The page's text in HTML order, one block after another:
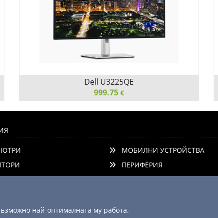
HDR, HDMI, DisplayPort, Thunderbolt Hub, Power
delivery 140w, RJ45, ComfortView Plus, Height
Dell U3225QE
999.75 €
МОБИЛНИ УСТРОЙСТВА
ПЕРИФЕРИЯ
КОНСУМАТИВИ
най-оптималната му работа.